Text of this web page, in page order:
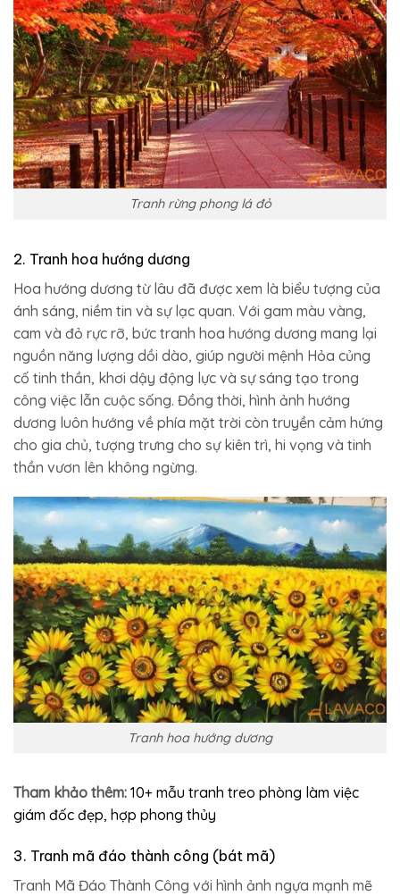
Tranh rừng phong lá đỏ
2. Tranh hoa hướng dương
Hoa hướng dương từ lâu đã được xem là biểu tượng của
ánh sáng, niềm tin và sự lạc quan. Với gam màu vàng,
cam và đỏ rực rỡ, bức tranh hoa hướng dương mang lại
nguồn năng lượng dồi dào, giúp người mệnh Hỏa củng
cố tinh thần, khơi dậy động lực và sự sáng tạo trong
công việc lẫn cuộc sống. Đồng thời, hình ảnh hướng
dương luôn hướng về phía mặt trời còn truyền cảm hứng
cho gia chủ, tượng trưng cho sự kiên trì, hi vọng và tinh
thần vươn lên không ngừng.
Tranh hoa hướng dương
Tham khảo thêm: 10+ mẫu tranh treo phòng làm việc
giám đốc đẹp, hợp phong thủy
3. Tranh mã đáo thành công (bát mã)
Tranh Mã Đáo Thành Công với hình ảnh ngựa mạnh mẽ